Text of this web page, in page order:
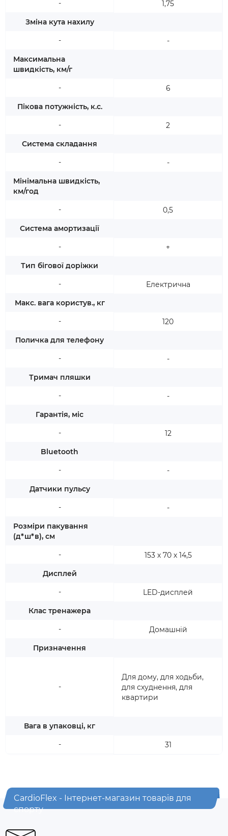
-
Зміна кута нахилу
-
Максимальна
швидкість, км/г
-
Пікова потужність, к.с.
-
Система складання
-
Мінімальна швидкість,
км/год
-
Система амортизації
-
Тип бігової доріжки
-
Макс. вага користув., кг
-
Поличка для телефону
-
Тримач пляшки
-
Гарантія, міс
-
Bluetooth
-
Датчики пульсу
-
Розміри пакування
(д*ш*в), см
-
Дисплей
-
Клас тренажера
-
Призначення
-
Вага в упаковці, кг
-
1,75
-
6
2
-
0,5
+
Електрична
120
-
-
12
-
-
153 х 70 х 14,5
LED-дисплей
Домашній
Для дому, для ходьби,
для схуднення, для
квартири
31
CardioFlex - Інтернет-магазин товарів для
спорту